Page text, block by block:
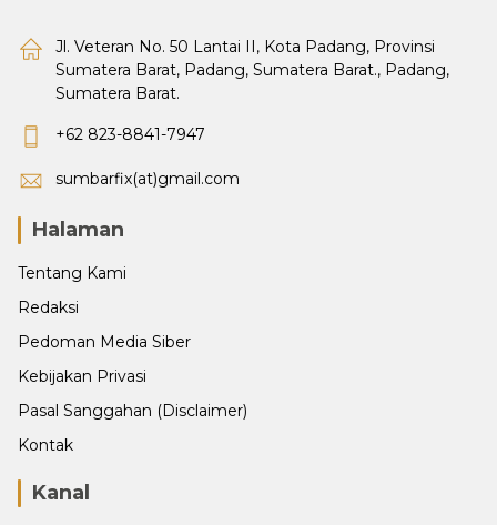
Jl. Veteran No. 50 Lantai II, Kota Padang, Provinsi
Sumatera Barat, Padang, Sumatera Barat., Padang,
Sumatera Barat.
+62 823-8841-7947
sumbarfix(at)gmail.com
Halaman
Tentang Kami
Redaksi
Pedoman Media Siber
Kebijakan Privasi
Pasal Sanggahan (Disclaimer)
Kontak
Kanal